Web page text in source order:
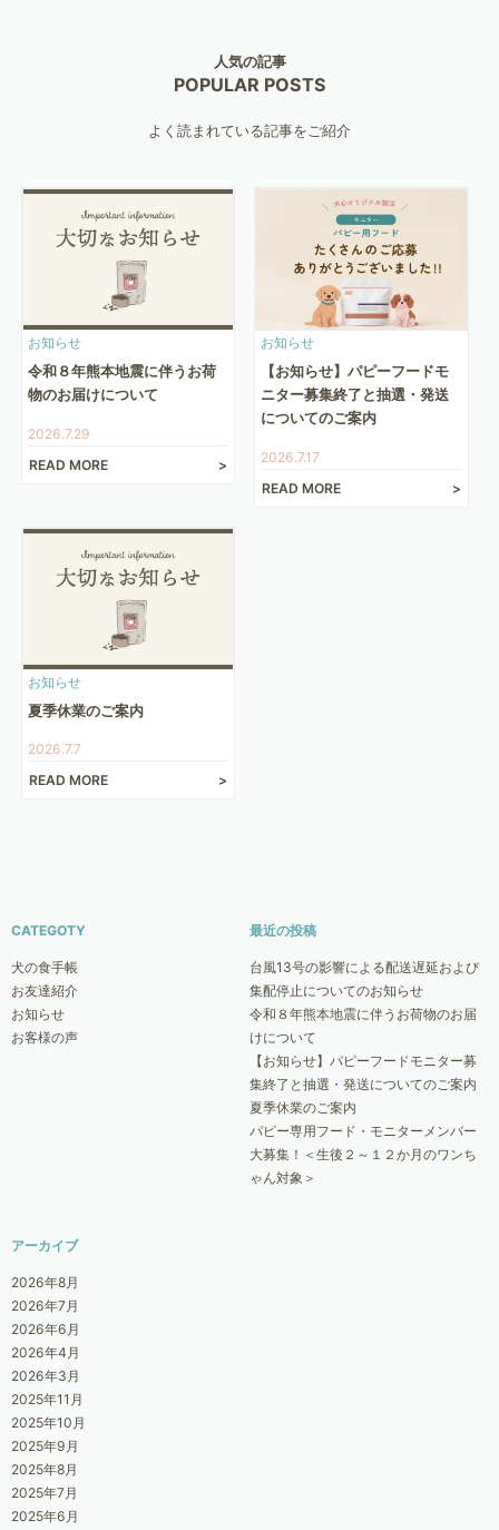
人気の記事
POPULAR POSTS
よく読まれている記事をご紹介
お知らせ
令和８年熊本地震に伴うお荷
物のお届けについて
2026.7.29
READ MORE
お知らせ
【お知らせ】パピーフードモ
ニター募集終了と抽選・発送
についてのご案内
2026.7.17
READ MORE
お知らせ
夏季休業のご案内
2026.7.7
READ MORE
CATEGOTY
犬の食手帳
お友達紹介
お知らせ
お客様の声
最近の投稿
台風13号の影響による配送遅延および
集配停止についてのお知らせ
令和８年熊本地震に伴うお荷物のお届
けについて
【お知らせ】パピーフードモニター募
集終了と抽選・発送についてのご案内
夏季休業のご案内
パピー専用フード・モニターメンバー
大募集！＜生後２～１２か月のワンち
ゃん対象＞
アーカイブ
2026年8月
2026年7月
2026年6月
2026年4月
2026年3月
2025年11月
2025年10月
2025年9月
2025年8月
2025年7月
2025年6月